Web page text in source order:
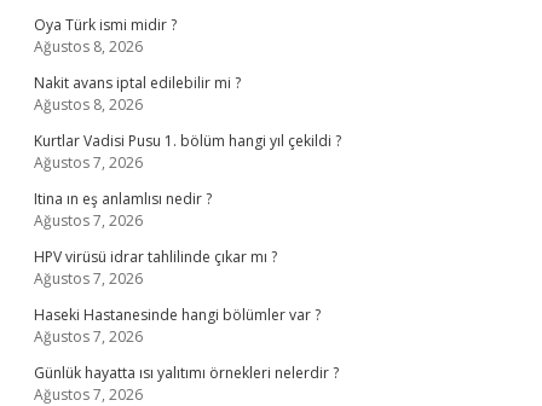
Oya Türk ismi midir ?
Ağustos 8, 2026
Nakit avans iptal edilebilir mi ?
Ağustos 8, 2026
Kurtlar Vadisi Pusu 1. bölüm hangi yıl çekildi ?
Ağustos 7, 2026
Itina ın eş anlamlısı nedir ?
Ağustos 7, 2026
HPV virüsü idrar tahlilinde çıkar mı ?
Ağustos 7, 2026
Haseki Hastanesinde hangi bölümler var ?
Ağustos 7, 2026
Günlük hayatta ısı yalıtımı örnekleri nelerdir ?
Ağustos 7, 2026